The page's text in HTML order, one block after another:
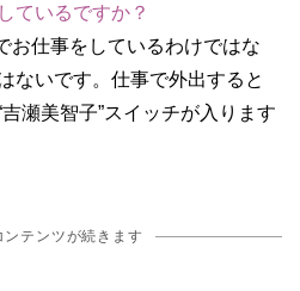
ているですか？
仕事をしているわけではな
ないです。仕事で外出すると
瀬美智子”スイッチが入ります
ンテンツが続きます